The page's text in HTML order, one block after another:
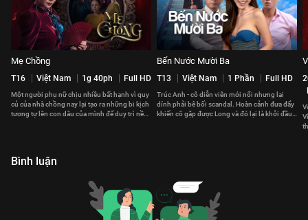
Mẹ Chồng
T16 Việt Nam 1g 40ph Full HD
Một người phụ nữ chịu nhiều bất hạnh vì quy
củ của nhà chồng nay lại tạo ra những bi kịch
tương tự lên con dâu của mình để duy trì nền
Bến Nước Mười Ba
T13 Việt Nam 1 Phần Full HD
Trúc Anh - cô diễn viên mới nổi nhưng lại
dính phải bê bối scandal. Hoàn cảnh đưa đẩy
khiến cô gặp được Long và đó lại là khởi đầu
Bình luận